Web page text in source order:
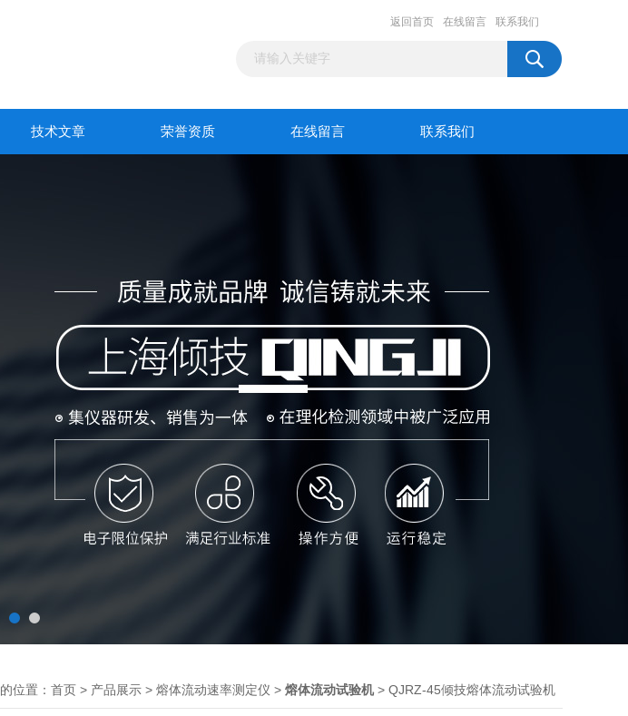
返回首页 在线留言 联系我们
技术文章 荣誉资质 在线留言 联系我们
位置： 首页 > 产品展示 > 熔体流动速率测定仪 > 熔体流动试验机> QJRZ-45倾技熔体流动试验机